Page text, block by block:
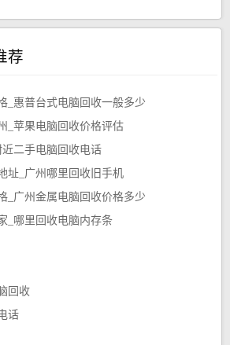
荐
_惠普台式电脑回收一般多少
_苹果电脑回收价格评估
二手电脑回收电话
址_广州哪里回收旧手机
_广州金属电脑回收价格多少
_哪里回收电脑内存条
回收
话